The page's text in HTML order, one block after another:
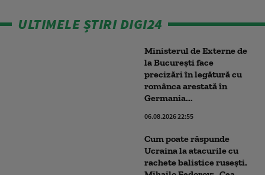
ULTIMELE ȘTIRI DIGI24
Ministerul de Externe de
la București face
precizări în legătură cu
românca arestată în
Germania...
06.08.2026 22:55
Cum poate răspunde
Ucraina la atacurile cu
rachete balistice rusești.